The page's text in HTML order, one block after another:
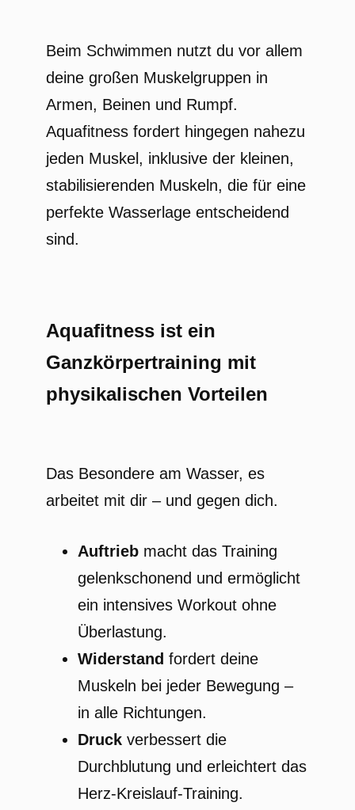
Beim Schwimmen nutzt du vor allem
deine großen Muskelgruppen in
Armen, Beinen und Rumpf.
Aquafitness fordert hingegen nahezu
jeden Muskel, inklusive der kleinen,
stabilisierenden Muskeln, die für eine
perfekte Wasserlage entscheidend
sind.
Aquafitness ist ein
Ganzkörpertraining mit
physikalischen Vorteilen
Das Besondere am Wasser, es
arbeitet mit dir – und gegen dich.
Auftrieb macht das Training
gelenkschonend und ermöglicht
ein intensives Workout ohne
Überlastung.
Widerstand fordert deine
Muskeln bei jeder Bewegung –
in alle Richtungen.
Druck verbessert die
Durchblutung und erleichtert das
Herz-Kreislauf-Training.